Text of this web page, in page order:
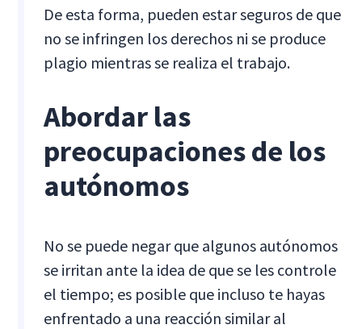
De esta forma, pueden estar seguros de que
no se infringen los derechos ni se produce
plagio mientras se realiza el trabajo.
Abordar las
preocupaciones de los
autónomos
No se puede negar que algunos autónomos
se irritan ante la idea de que se les controle
el tiempo; es posible que incluso te hayas
enfrentado a una reacción similar al